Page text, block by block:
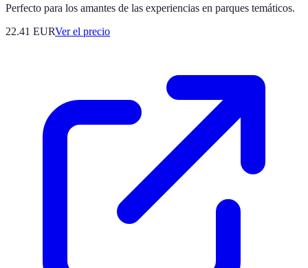
Perfecto para los amantes de las experiencias en parques temáticos.
22.41 EURVer el precio